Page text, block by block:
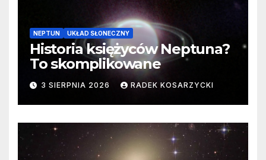
NEPTUN UKŁAD SŁONECZNY
Historia księżyców Neptuna?
To skomplikowane
3 SIERPNIA 2026 RADEK KOSARZYCKI